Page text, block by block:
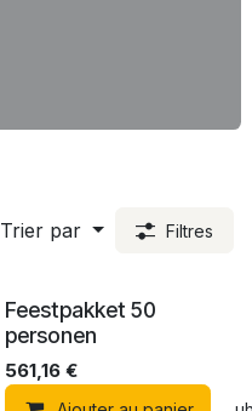
Trier par Filtres
Feestpakket 50
personen
561,16€